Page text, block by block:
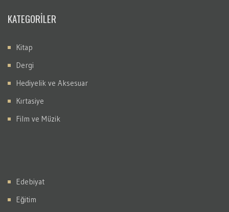
KATEGORİLER
Kitap
Dergi
Hediyelik ve Aksesuar
Kırtasiye
Film ve Müzik
Edebiyat
Eğitim